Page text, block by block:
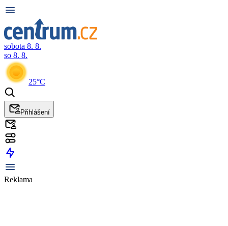
sobota 8. 8.
so 8. 8.
25°C
Přihlášení
Reklama